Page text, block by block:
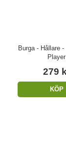
Burga - Hållare
Player
279
KÖP